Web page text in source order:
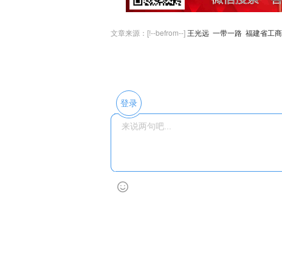
文章来源：[!--befrom--] 王光远 一带一路 福建省工
登录